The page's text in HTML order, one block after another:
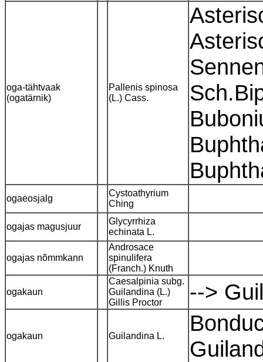
oga-tähtvaak
(ogatärnik)
Pallenis spinosa
(L.) Cass.
ogaeosjalg
Cystoathyrium
Ching
ogajas magusjuur
Glycyrrhiza
echinata L.
ogajas nõmmkann
Androsace
spinulifera
(Franch.) Knuth
ogakaun
Caesalpinia subg.
Guilandina (L.)
Gillis Proctor
-->
ogakaun Guilandina L.